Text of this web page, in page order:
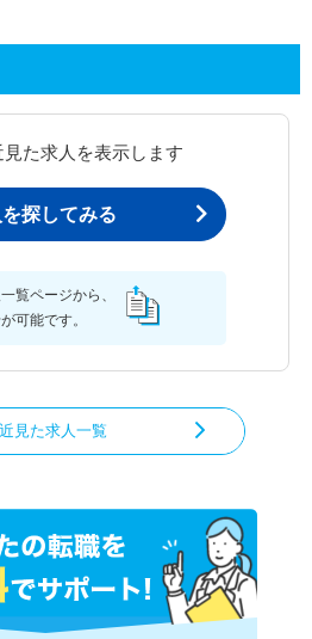
た求人を表示します
探してみる
覧ページから、
可能です。
見た求人一覧